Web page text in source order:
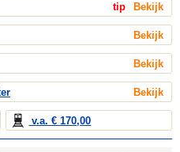
tip Bekijk
Bekijk
Bekijk
Bekijk
v.a. € 170,00